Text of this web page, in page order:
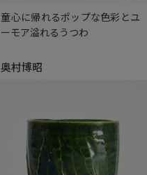
童心に帰れるポップな色彩とユ
ーモア溢れるうつわ
奥村博昭